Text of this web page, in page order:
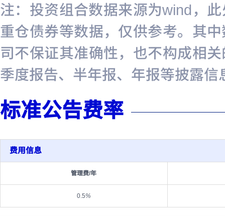
注：投资组合数据来源为wind，
重仓债券等数据，仅供参考。其
司不保证其准确性，也不构成相
季度报告、半年报、年报等披露信
标准公告费率
费用信息
管理费/年
0.5%